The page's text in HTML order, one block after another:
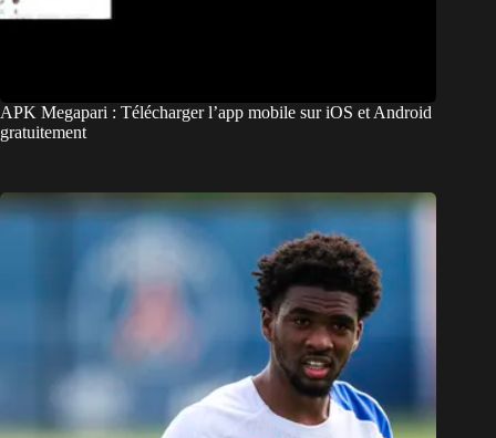
APK Megapari : Télécharger l’app mobile sur iOS et Android
gratuitement